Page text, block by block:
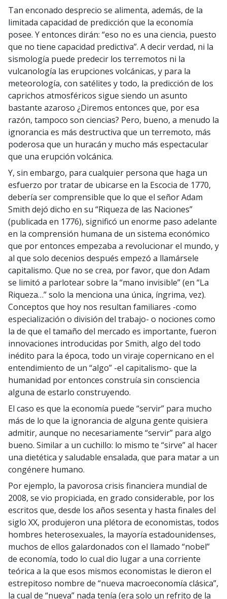
Tan enconado desprecio se alimenta, además, de la
limitada capacidad de predicción que la economía
posee. Y entonces dirán: “eso no es una ciencia, puesto
que no tiene capacidad predictiva”. A decir verdad, ni la
sismología puede predecir los terremotos ni la
vulcanología las erupciones volcánicas, y para la
meteorología, con satélites y todo, la predicción de los
caprichos atmosféricos sigue siendo un asunto
bastante azaroso ¿Diremos entonces que, por esa
razón, tampoco son ciencias? Pero, bueno, a menudo la
ignorancia es más destructiva que un terremoto, más
poderosa que un huracán y mucho más espectacular
que una erupción volcánica.
Y, sin embargo, para cualquier persona que haga un
esfuerzo por tratar de ubicarse en la Escocia de 1770,
debería ser comprensible que lo que el señor Adam
Smith dejó dicho en su “Riqueza de las Naciones”
(publicada en 1776), significó un enorme paso adelante
en la comprensión humana de un sistema económico
que por entonces empezaba a revolucionar el mundo, y
al que solo decenios después empezó a llamársele
capitalismo. Que no se crea, por favor, que don Adam
se limitó a parlotear sobre la “mano invisible” (en “La
Riqueza…” solo la menciona una única, íngrima, vez).
Conceptos que hoy nos resultan familiares -como
especialización o división del trabajo- o nociones como
la de que el tamaño del mercado es importante, fueron
innovaciones introducidas por Smith, algo del todo
inédito para la época, todo un viraje copernicano en el
entendimiento de un “algo” -el capitalismo- que la
humanidad por entonces construía sin consciencia
alguna de estarlo construyendo.
El caso es que la economía puede “servir” para mucho
más de lo que la ignorancia de alguna gente quisiera
admitir, aunque no necesariamente “servir” para algo
bueno. Similar a un cuchillo: lo mismo te “sirve” al hacer
una dietética y saludable ensalada, que para matar a un
congénere humano.
Por ejemplo, la pavorosa crisis financiera mundial de
2008, se vio propiciada, en grado considerable, por los
escritos que, desde los años sesenta y hasta finales del
siglo XX, produjeron una plétora de economistas, todos
hombres heterosexuales, la mayoría estadounidenses,
muchos de ellos galardonados con el llamado “nobel”
de economía, todo lo cual dio lugar a una corriente
teórica a la que esos mismos economistas le dieron el
estrepitoso nombre de “nueva macroeconomía clásica”,
la cual de “nueva” nada tenía (era solo un refrito de la